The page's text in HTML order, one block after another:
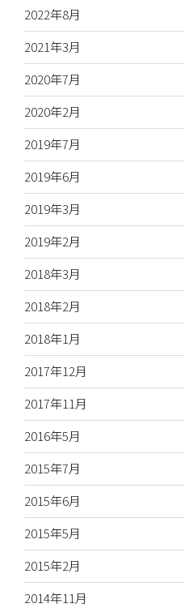
2022年8月
2021年3月
2020年7月
2020年2月
2019年7月
2019年6月
2019年3月
2019年2月
2018年3月
2018年2月
2018年1月
2017年12月
2017年11月
2016年5月
2015年7月
2015年6月
2015年5月
2015年2月
2014年11月